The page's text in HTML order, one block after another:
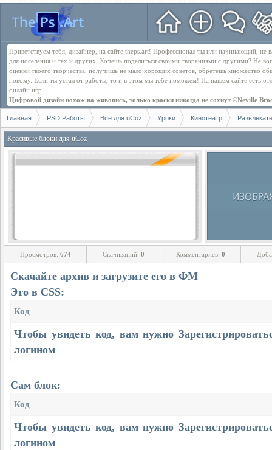
Приветствуем тебя, дизайнер, на сайте theps.art! Профессионал ты или начинающий,
для поселения и тех и других. Хочешь поделиться своими творениями с другими? Не
оценки твоего творчества, получишь не мало хороших советов, обретешь множество
новому. Если ты устал от работы, то и в этом мы тебе поможем! На нашем сайте есть
онлайн игр.
Цифровой дизайн похож на живопись, только краски никогда не сохнут ©Neville
Главная PSD Работы Всё для uCoz Уроки Кинотеатр
Красивые блоки для uCoz
Просмотров: 674 Скачиваний: 0 Комментариев: 0
Скачайте архив и загрузите его в ФМ
Это в CSS:
Код
Чтобы увидеть код, вам нужно
логином
Сам блок:
Код
Чтобы увидеть код, вам нужно
логином